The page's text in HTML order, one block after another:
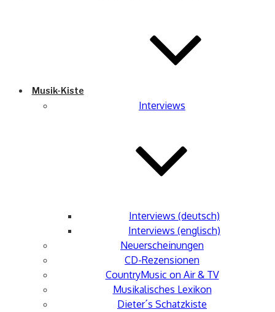
Musik-Kiste
Interviews
Interviews (deutsch)
Interviews (englisch)
Neuerscheinungen
CD-Rezensionen
CountryMusic on Air & TV
Musikalisches Lexikon
Dieter´s Schatzkiste